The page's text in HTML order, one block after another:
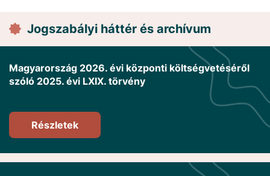
Jogszabályi háttér és archívum
Magyarország 2026. évi központi költségvetéséről
szóló 2025. évi LXIX. törvény
Részletek